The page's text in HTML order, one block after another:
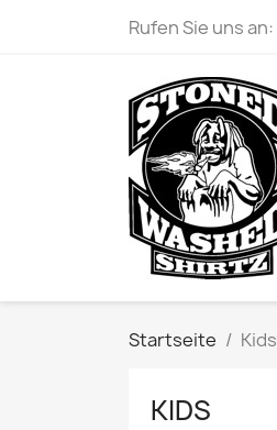
Rufen Sie uns an:
Startseite Kids
KIDS